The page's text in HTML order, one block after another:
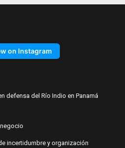
on Instagram
defensa del Río Indio en Panamá
incertidumbre y organización